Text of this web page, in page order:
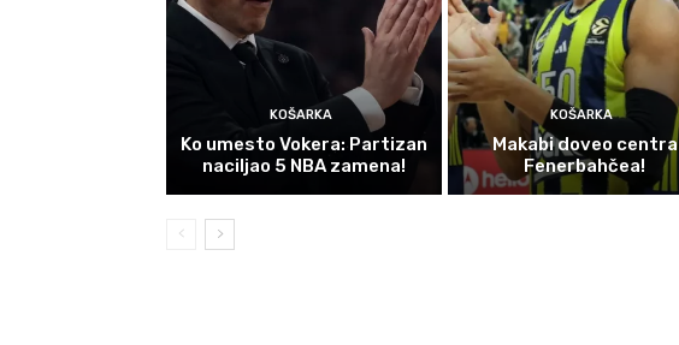
KOŠARKA
Ko umesto Vokera: Partizan
naciljao 5 NBA zamena!
KOŠARKA
Makabi doveo centra
Fenerbahčea!